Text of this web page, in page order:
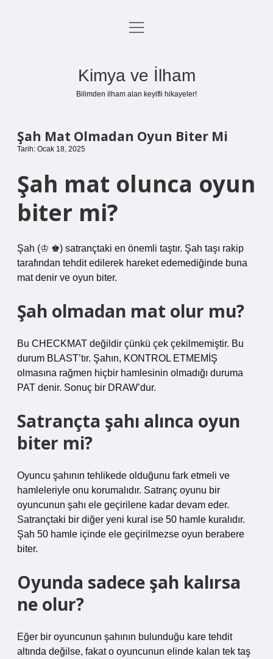
Anasayfa
menüyü
Kimya ve İlham
Bilimden ilham alan keyifli hikayeler!
Şah Mat Olmadan Oyun Biter Mi
Tarih: Ocak 18, 2025
Şah mat olunca oyun
biter mi?
Şah (♔ ♚) satrançtaki en önemli taştır. Şah taşı rakip
tarafından tehdit edilerek hareket edemediğinde buna
mat denir ve oyun biter.
Şah olmadan mat olur mu?
Bu CHECKMAT değildir çünkü çek çekilmemiştir. Bu
durum BLAST’tır. Şahın, KONTROL ETMEMİŞ
olmasına rağmen hiçbir hamlesinin olmadığı duruma
PAT denir. Sonuç bir DRAW’dur.
Satrançta şahı alınca oyun
biter mi?
Oyuncu şahının tehlikede olduğunu fark etmeli ve
hamleleriyle onu korumalıdır. Satranç oyunu bir
oyuncunun şahı ele geçirilene kadar devam eder.
Satrançtaki bir diğer yeni kural ise 50 hamle kuralıdır.
Şah 50 hamle içinde ele geçirilmezse oyun berabere
biter.
Oyunda sadece şah kalırsa
ne olur?
Eğer bir oyuncunun şahının bulunduğu kare tehdit
altında değilse, fakat o oyuncunun elinde kalan tek taş